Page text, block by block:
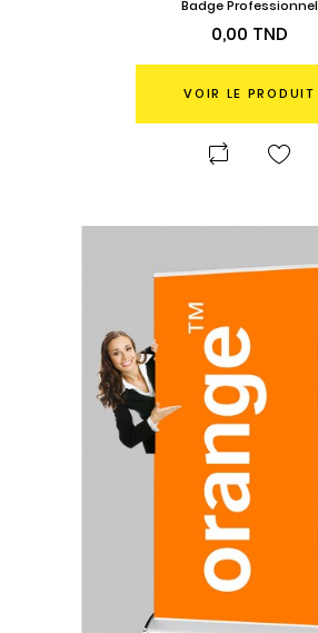
Badge Professionnel
Prix
0,00 TND
VOIR LE PRODUIT